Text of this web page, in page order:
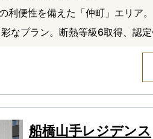
利便性を備えた「仲町」エリア。
なプラン。断熱等級6取得、認定
船橋山手レジデンス